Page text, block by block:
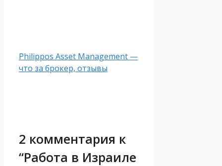
Philippos Asset Management —
что за брокер, отзывы
2 комментария к
“Работа в Израиле